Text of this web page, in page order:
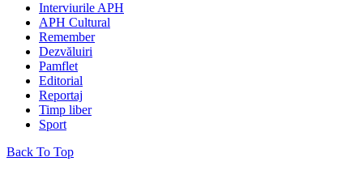
Interviurile APH
APH Cultural
Remember
Dezvăluiri
Pamflet
Editorial
Reportaj
Timp liber
Sport
Back To Top